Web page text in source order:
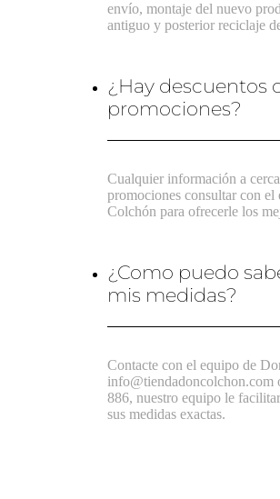
envío, montaje del nuevo
antiguo y posterior reciclaje
¿Hay descuentos
promociones?
Cualquier información a
promociones consultar con el
Colchón para ofrecerle los
¿Como puedo
mis medidas?
Contacte con el equipo de
info@tiendadoncolchon.com
886, nuestro equipo le
sus medidas exactas.